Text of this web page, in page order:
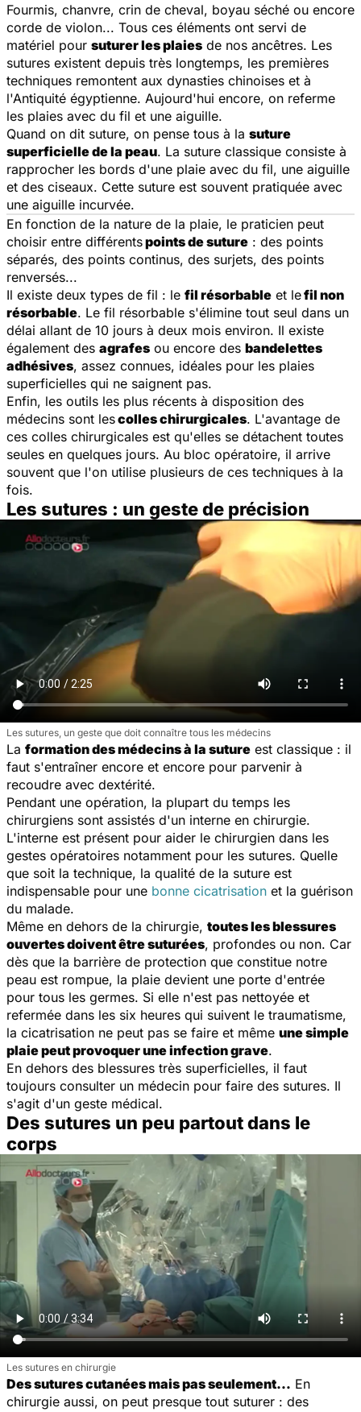
Fourmis, chanvre, crin de cheval, boyau séché ou encore
corde de violon... Tous ces éléments ont servi de
matériel pour suturer les plaies de nos ancêtres. Les
sutures existent depuis très longtemps, les premières
techniques remontent aux dynasties chinoises et à
l'Antiquité égyptienne. Aujourd'hui encore, on referme
les plaies avec du fil et une aiguille.
Quand on dit suture, on pense tous à la suture
superficielle de la peau. La suture classique consiste à
rapprocher les bords d'une plaie avec du fil, une aiguille
et des ciseaux. Cette suture est souvent pratiquée avec
une aiguille incurvée.
En fonction de la nature de la plaie, le praticien peut
choisir entre différentspoints de suture : des points
séparés, des points continus, des surjets, des points
renversés...
Il existe deux types de fil : le fil résorbable et lefil non
résorbable. Le fil résorbable s'élimine tout seul dans un
délai allant de 10 jours à deux mois environ. Il existe
également des agrafes ou encore des bandelettes
adhésives, assez connues, idéales pour les plaies
superficielles qui ne saignent pas.
Enfin, les outils les plus récents à disposition des
médecins sont lescolles chirurgicales. L'avantage de
ces colles chirurgicales est qu'elles se détachent toutes
seules en quelques jours. Au bloc opératoire, il arrive
souvent que l'on utilise plusieurs de ces techniques à la
fois.
Les sutures : un geste de précision
Les sutures, un geste que doit connaître tous les médecins
La formation des médecins à la suture est classique : il
faut s'entraîner encore et encore pour parvenir à
recoudre avec dextérité.
Pendant une opération, la plupart du temps les
chirurgiens sont assistés d'un interne en chirurgie.
L'interne est présent pour aider le chirurgien dans les
gestes opératoires notamment pour les sutures. Quelle
que soit la technique, la qualité de la suture est
indispensable pour une bonne cicatrisation et la guérison
du malade.
Même en dehors de la chirurgie, toutes les blessures
ouvertes doivent être suturées, profondes ou non. Car
dès que la barrière de protection que constitue notre
peau est rompue, la plaie devient une porte d'entrée
pour tous les germes. Si elle n'est pas nettoyée et
refermée dans les six heures qui suivent le traumatisme,
la cicatrisation ne peut pas se faire et même une simple
plaie peut provoquer une infection grave.
En dehors des blessures très superficielles, il faut
toujours consulter un médecin pour faire des sutures. Il
s'agit d'un geste médical.
Des sutures un peu partout dans le
corps
Les sutures en chirurgie
Des sutures cutanées mais pas seulement… En
chirurgie aussi, on peut presque tout suturer : des